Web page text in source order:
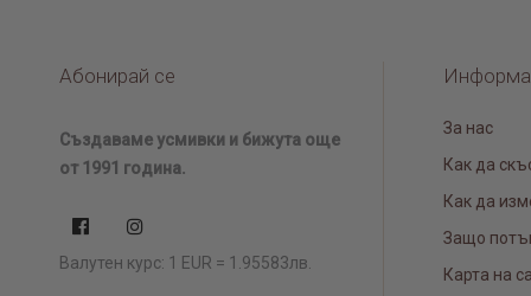
Абонирай се
Създаваме усмивки и бижута още
от 1991 година.
Валутен курс: 1 EUR = 1.95583лв.
За нас
Как да
Как да
Защо
Карта на